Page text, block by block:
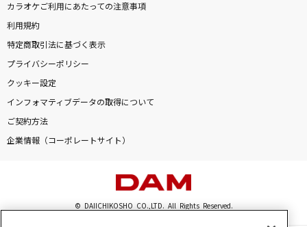
[生音]SAY YES
CHAGE & ASKA
[生音]絵空
マルシィ
[生音]リフレインが叫んでる
カラオケご利用にあたっての注意事項
利用規約
特定商取引法に基づく表示
プライバシーポリシー
クッキー設定
インフォマティブデータの取得について
ご契約方法
企業情報（コーポレートサイト）
© DAIICHIKOSHO CO.,LTD. All Rights Reserved.